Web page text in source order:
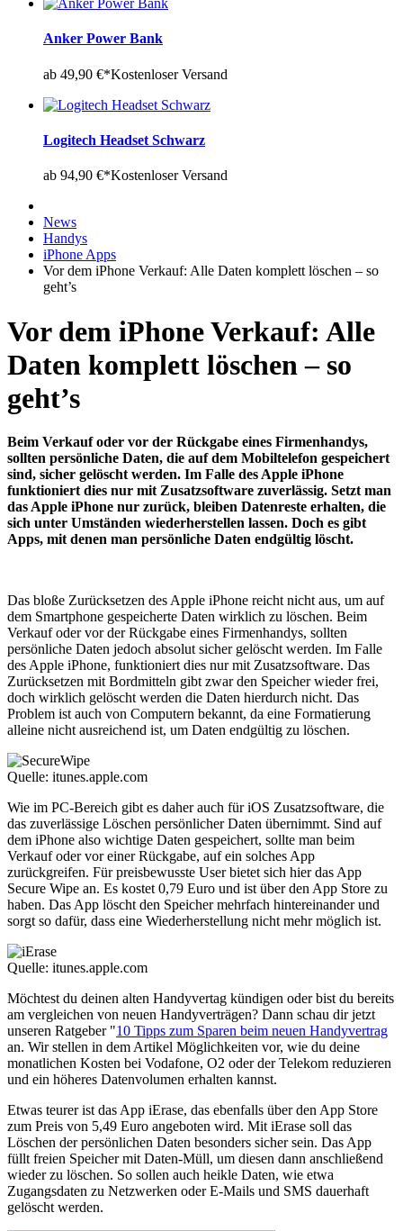
Anker Power Bank
ab 49,90 €*Kostenloser Versand
Logitech Headset Schwarz
ab 94,90 €*Kostenloser Versand
News
Handys
iPhone Apps
Vor dem iPhone Verkauf: Alle Daten komplett löschen – so
geht’s
Vor dem iPhone Verkauf: Alle
Daten komplett löschen – so
geht’s
Beim Verkauf oder vor der Rückgabe eines Firmenhandys,
sollten persönliche Daten, die auf dem Mobiltelefon gespeichert
sind, sicher gelöscht werden. Im Falle des Apple iPhone
funktioniert dies nur mit Zusatzsoftware zuverlässig. Setzt man
das Apple iPhone nur zurück, bleiben Datenreste erhalten, die
sich unter Umständen wiederherstellen lassen. Doch es gibt
Apps, mit denen man persönliche Daten endgültig löscht.
Das bloße Zurücksetzen des Apple iPhone reicht nicht aus, um auf
dem Smartphone gespeicherte Daten wirklich zu löschen. Beim
Verkauf oder vor der Rückgabe eines Firmenhandys, sollten
persönliche Daten jedoch absolut sicher gelöscht werden. Im Falle
des Apple iPhone, funktioniert dies nur mit Zusatzsoftware. Das
Zurücksetzen mit Bordmitteln gibt zwar den Speicher wieder frei,
doch wirklich gelöscht werden die Daten hierdurch nicht. Das
Problem ist auch von Computern bekannt, da eine Formatierung
alleine nicht ausreichend ist, um Daten endgültig zu löschen.
Quelle: itunes.apple.com
Wie im PC-Bereich gibt es daher auch für iOS Zusatzsoftware, die
das zuverlässige Löschen persönlicher Daten übernimmt. Sind auf
dem iPhone also wichtige Daten gespeichert, sollte man beim
Verkauf oder vor einer Rückgabe, auf ein solches App
zurückgreifen. Für preisbewusste User bietet sich hier das App
Secure Wipe an. Es kostet 0,79 Euro und ist über den App Store zu
haben. Das App löscht den Speicher mehrfach hintereinander und
sorgt so dafür, dass eine Wiederherstellung nicht mehr möglich ist.
Quelle: itunes.apple.com
Möchtest du deinen alten Handyvertag kündigen oder bist du bereits
am vergleichen von neuen Handyverträgen? Dann schau dir jetzt
unseren Ratgeber "10 Tipps zum Sparen beim neuen Handyvertrag
an. Wir stellen in dem Artikel Möglichkeiten vor, wie du deine
monatlichen Kosten bei Vodafone, O2 oder der Telekom reduzieren
und ein höheres Datenvolumen erhalten kannst.
Etwas teurer ist das App iErase, das ebenfalls über den App Store
zum Preis von 5,49 Euro angeboten wird. Mit iErase soll das
Löschen der persönlichen Daten besonders sicher sein. Das App
füllt freien Speicher mit Daten-Müll, um diesen dann anschließend
wieder zu löschen. So sollen auch heikle Daten, wie etwa
Zugangsdaten zu Netzwerken oder E-Mails und SMS dauerhaft
gelöscht werden.